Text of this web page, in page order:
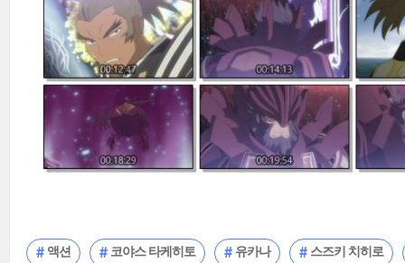
액션 코야스 타케히토 유카나 스즈키 치히로